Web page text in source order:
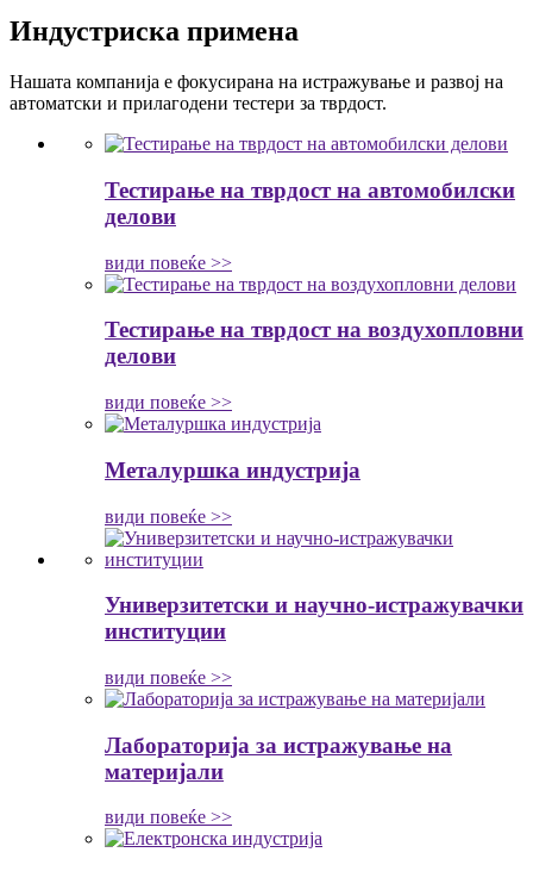
Индустриска примена
Нашата компанија е фокусирана на истражување и развој на
автоматски и прилагодени тестери за тврдост.
Тестирање на тврдост на автомобилски
делови
види повеќе >>
Тестирање на тврдост на воздухопловни
делови
види повеќе >>
Металуршка индустрија
види повеќе >>
Универзитетски и научно-истражувачки
институции
види повеќе >>
Лабораторија за истражување на
материјали
види повеќе >>